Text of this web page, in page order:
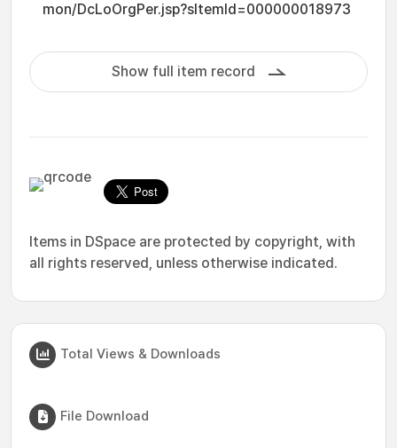
mon/DcLoOrgPer.jsp?sItemId=000000018973
Show full item record
Items in DSpace are protected by copyright, with
all rights reserved, unless otherwise indicated.
Total Views & Downloads
File Download